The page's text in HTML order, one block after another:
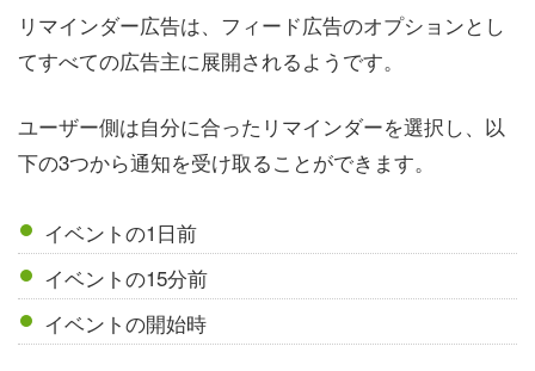
リマインダー広告は、フィード広告のオプションとし
てすべての広告主に展開されるようです。
ユーザー側は自分に合ったリマインダーを選択し、以
下の3つから通知を受け取ることができます。
イベントの1日前
イベントの15分前
イベントの開始時